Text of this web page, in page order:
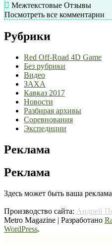
Межтекстовые Отзывы
Посмотреть все комментарии
Рубрики
Red Off-Road 4D Game
Без рубрики
Видео
ЗАХА
Кавказ 2017
Новости
Разбирая архивы
Соревнования
Экспедиции
Реклама
Реклама
Здесь может быть ваша
Производство сайта: Андрей
Metro Magazine | Разработано
WordPress.